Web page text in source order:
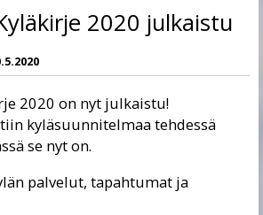
2020 julkaistu
2020 on nyt julkaistu!
kyläsuunnitelmaa tehdessä
se nyt on.
palvelut, tapahtumat ja